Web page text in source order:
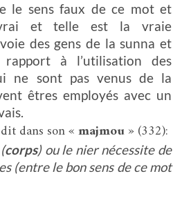
le sens faux de ce mot et
et telle est la vraie
des gens de la sunna et
à l’utilisation des
ne sont pas venus de la
êtres employés avec un
dans son «majmou» (332):
corps) ou le nier nécessite de
(entre le bon sens de ce mot